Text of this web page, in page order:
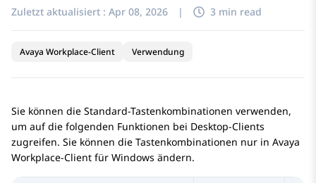
Zuletzt aktualisiert : Apr 08, 2026 | 3 min read
Avaya Workplace-Client Verwendung
Sie können die Standard-Tastenkombinationen verwenden,
um auf die folgenden Funktionen bei Desktop-Clients
zugreifen. Sie können die Tastenkombinationen nur in Avaya
Workplace-Client für Windows ändern.